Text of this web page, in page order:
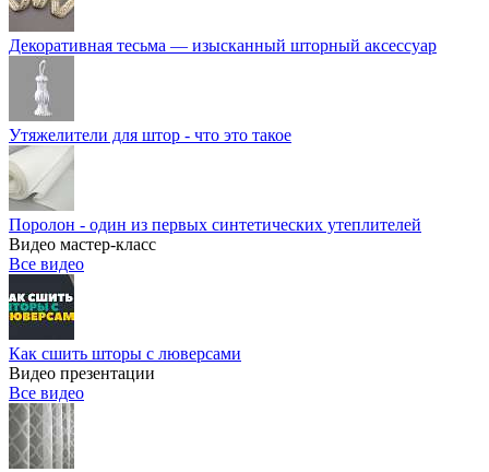
Декоративная тесьма — изысканный шторный аксессуар
Утяжелители для штор - что это такое
Поролон - один из первых синтетических утеплителей
Видео мастер-класс
Все видео
Как сшить шторы с люверсами
Видео презентации
Все видео